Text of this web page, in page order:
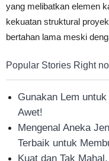
yang melibatkan elemen
kekuatan struktural
bertahan lama meski
Popular Stories Right
Gunakan Lem
Awet!
Mengenal Aneka
Terbaik untuk
Kuat dan Tak